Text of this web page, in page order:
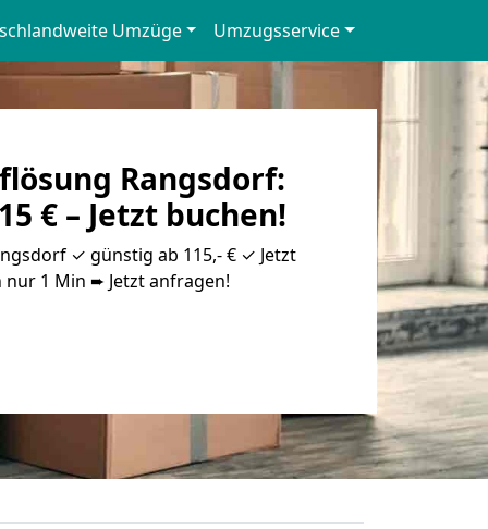
Umzüge Umzugsservice
Rangsdorf:
€ – Jetzt buchen!
✓ günstig ab 115,- € ✓ Jetzt
1 Min ➨ Jetzt anfragen!